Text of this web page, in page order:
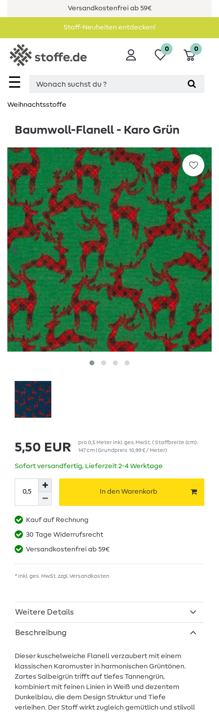
Versandkostenfrei ab 59€
Stoff-Neuheiten entdecken!
☰
0 0
Weihnachtsstoffe
Baumwoll-Flanell - Karo Grün
5,50 EUR pro0,5 Meterinkl. ges. MwSt. ( Stoffbreite (cm):
147 cm | Grundpreis 10,99 € / Meter)
Sofort versandfertig, Lieferzeit 2-4 Werktage
In den Warenkorb
Kauf auf Rechnung
30 Tage Widerrufsrecht
Versandkostenfrei ab 59€
* inkl. ges. MwSt. zzgl. Versandkosten
Weitere Details
Beschreibung
Dieser kuschelweiche Flanell verzaubert mit einem
klassischen Karomuster in harmonischen Grüntönen.
Zartes Salbeigrün trifft auf tiefes Tannengrün,
kombiniert mit feinen Linien in Weiß und dezentem
Dunkelblau, die dem Design Struktur und Tiefe
verleihen. Der Stoff wirkt zugleich gemütlich und stilvoll